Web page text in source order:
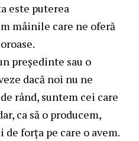
este puterea
mâinile care ne oferă
președinte sau o
dacă noi nu ne
rând, suntem cei care
ca să o producem,
forța pe care o avem.